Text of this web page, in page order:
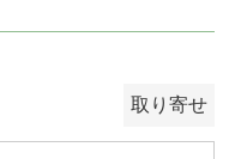
取り寄せ